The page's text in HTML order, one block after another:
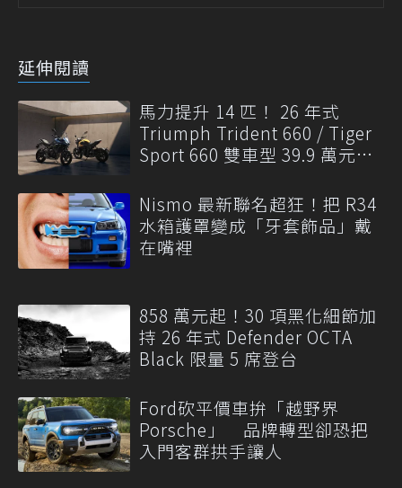
延伸閱讀
馬力提升 14 匹！ 26 年式
Triumph Trident 660 / Tiger
Sport 660 雙車型 39.9 萬元起
Nismo 最新聯名超狂！把 R34
水箱護罩變成「牙套飾品」戴
在嘴裡
858 萬元起！30 項黑化細節加
持 26 年式 Defender OCTA
Black 限量 5 席登台
Ford砍平價車拚「越野界
Porsche」 品牌轉型卻恐把
入門客群拱手讓人